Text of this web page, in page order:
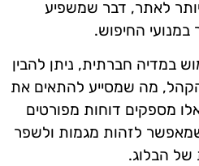
לאתר, דבר שמשפיע
במנועי החיפוש.
במדיה חברתית, ניתן להבין
הקהל, מה שמסייע להתאים את
מספקים דוחות מפורטים
לזהות מגמות ולשפר
של הבלוג.